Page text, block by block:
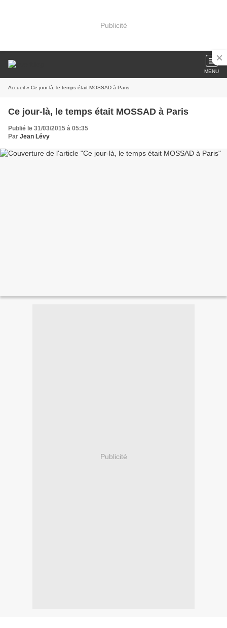
Publicité
MENU
Accueil » Ce jour-là, le temps était MOSSAD à Paris
Ce jour-là, le temps était MOSSAD à Paris
Publié le 31/03/2015 à 05:35
Par Jean Lévy
Publicité